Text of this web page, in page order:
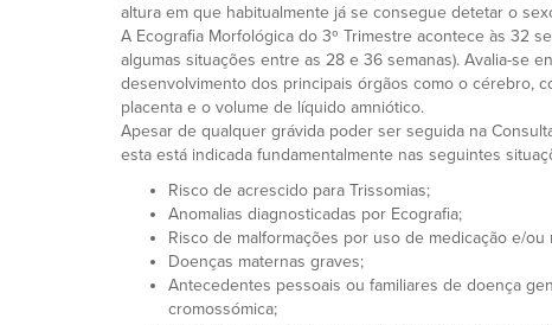
altura em que habitualmente já se consegue detetar o
A Ecografia Morfológica do 3º Trimestre acontece às 32
algumas situações entre as 28 e 36 semanas). Avalia-se
desenvolvimento dos principais órgãos como o cérebro,
placenta e o volume de líquido amniótico.
Apesar de qualquer grávida poder ser seguida na
esta está indicada fundamentalmente nas seguintes
Risco de acrescido para Trissomias;
Anomalias diagnosticadas por Ecografia;
Risco de malformações por uso de medicação e/ou
Doenças maternas graves;
Antecedentes pessoais ou familiares de doença
cromossómica;